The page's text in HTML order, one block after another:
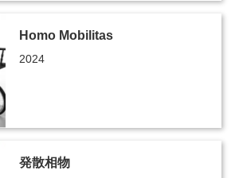
Homo Mobilitas
2024
発散相物